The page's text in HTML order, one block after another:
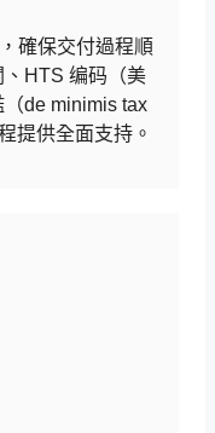
確保交付過程順
HTS 编码（美
de minimis tax
提供全面支持。